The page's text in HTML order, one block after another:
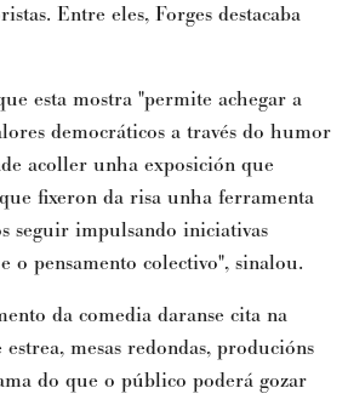
Entre eles, Forges destacaba
esta mostra "permite achegar a
democráticos a través do humor
acoller unha exposición que
fixeron da risa unha ferramenta
seguir impulsando iniciativas
o pensamento colectivo", sinalou.
da comedia daranse cita na
mesas redondas, producións
do que o público poderá gozar